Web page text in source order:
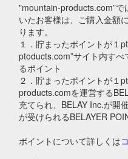
"mountain-products.com”
いたお客様は、ご購入金額
ります。
１．貯まったポイントが１
ptoducts.com”サイト内す
るポイント
２．貯まったポイントが１
products.comを運営する
充てられ、BELAY Inc.が開
が受けられるBELAYER
ポイントについて詳しくは